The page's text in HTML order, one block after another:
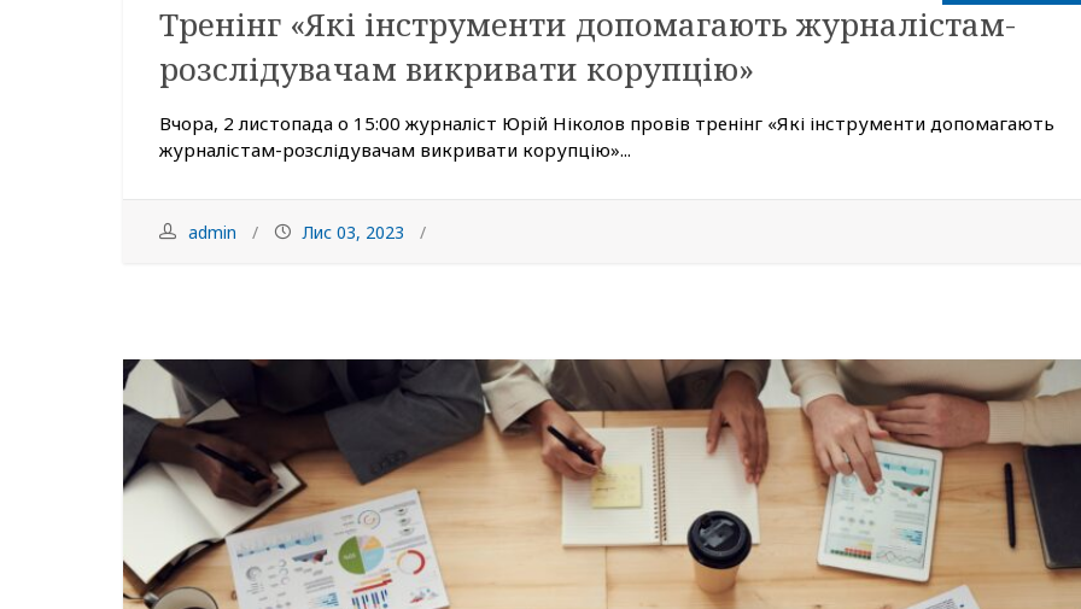
Тренінг «Які інструменти допомагають журналістам-
розслідувачам викривати корупцію»
Вчора, 2 листопада о 15:00 журналіст Юрій Ніколов провів тренінг «Які інструменти допомагають
журналістам-розслідувачам викривати корупцію»...
admin Лис 03, 2023